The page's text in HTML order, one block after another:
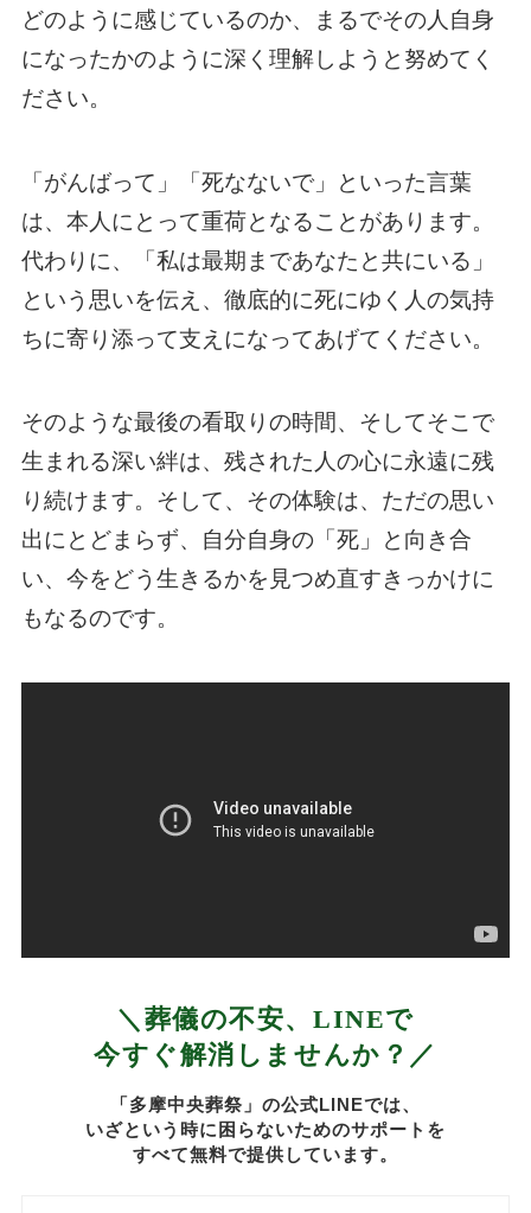
どのように感じているのか、まるでその人自身
になったかのように深く理解しようと努めてく
ださい。
「がんばって」「死なないで」といった言葉
は、本人にとって重荷となることがあります。
代わりに、「私は最期まであなたと共にいる」
という思いを伝え、徹底的に死にゆく人の気持
ちに寄り添って支えになってあげてください。
そのような最後の看取りの時間、そしてそこで
生まれる深い絆は、残された人の心に永遠に残
り続けます。そして、その体験は、ただの思い
出にとどまらず、自分自身の「死」と向き合
い、今をどう生きるかを見つめ直すきっかけに
もなるのです。
＼葬儀の不安、LINEで
今すぐ解消しませんか？／
「多摩中央葬祭」の公式LINEでは、
いざという時に困らないためのサポートを
すべて無料で提供しています。